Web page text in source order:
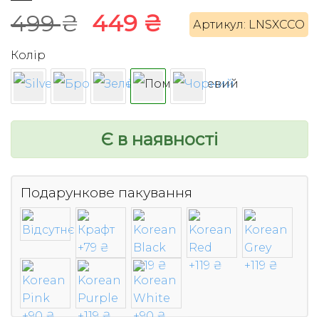
Артикул: LNSXCCO
499₴ Оригінальна
499 ₴.
449 ₴Поточна
ціна:
449 ₴.
Колір
Є в наявності
Подарункове пакування